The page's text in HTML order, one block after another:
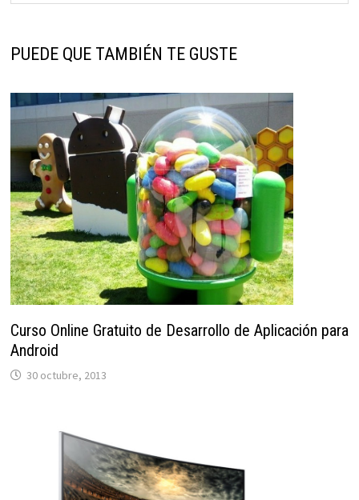
PUEDE QUE TAMBIÉN TE GUSTE
Curso Online Gratuito de Desarrollo de Aplicación para
Android
30 octubre, 2013